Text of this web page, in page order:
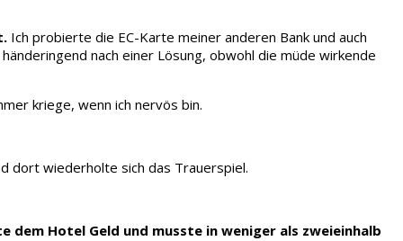
Ich probierte die EC-Karte meiner anderen Bank und auch
nach einer Lösung, obwohl die müde wirkende
kriege, wenn ich nervös bin.
dort wiederholte sich das Trauerspiel.
dem Hotel Geld und musste in weniger als zweieinhalb